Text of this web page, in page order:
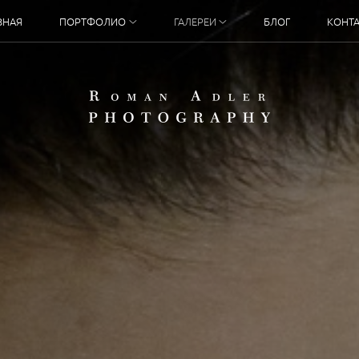
ПОРТФОЛИО ГАЛЕРЕИ БЛОГ